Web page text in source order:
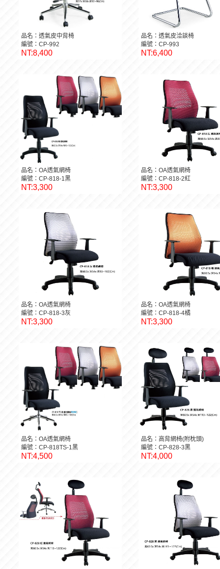
品名：透氣皮中背椅
編號：CP-992
NT:8,400
品名：透氣皮洽談椅
編號：CP-993
NT:6,400
品名：OA透氣網椅
編號：CP-818-1黑
NT:3,300
品名：OA透氣網椅
編號：CP-818-2紅
NT:3,300
品名：OA透氣網椅
編號：CP-818-3灰
NT:3,300
品名：OA透氣網椅
編號：CP-818-4橘
NT:3,300
品名：OA透氣網椅
編號：CP-818TS-1黑
NT:4,500
品名：高背網椅(附枕頭)
編號：CP-828-3黑
NT:4,000